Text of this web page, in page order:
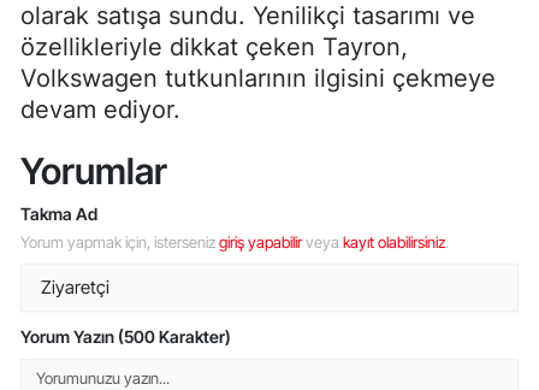
olarak satışa sundu. Yenilikçi tasarımı ve
özellikleriyle dikkat çeken Tayron,
Volkswagen tutkunlarının ilgisini çekmeye
devam ediyor.
Yorumlar
Takma Ad
Yorum yapmak için, istersenizgiriş yapabilirveya kayıt olabilirsiniz.
Yorum Yazın (500 Karakter)